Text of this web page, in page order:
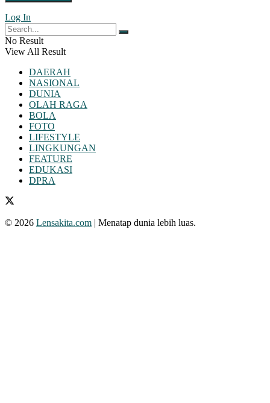
Log In
No Result
View All Result
DAERAH
NASIONAL
DUNIA
OLAH RAGA
BOLA
FOTO
LIFESTYLE
LINGKUNGAN
FEATURE
EDUKASI
DPRA
© 2026 Lensakita.com | Menatap dunia lebih luas.